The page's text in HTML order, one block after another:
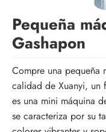
Pequeña
Gashapon
Compre una pequeña
calidad de Xuanyi, un
es una mini máquina
se caracteriza por su